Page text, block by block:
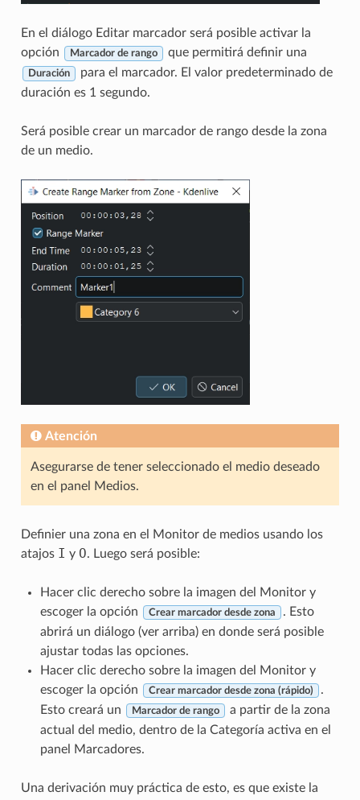
En el diálogo Editar marcador será posible activar la
opción
Marcador de rango que permitirá definir una
Duración
para el marcador. El valor predeterminado de
duración es 1 segundo.
Será posible crear un marcador de rango desde la zona
de un medio.
Atención
Asegurarse de tener seleccionado el medio deseado
en el panel Medios.
Definier una zona en el Monitor de medios usando los
atajos I y O. Luego será posible:
Hacer clic derecho sobre la imagen del Monitor y
escoger la opción
Crear marcador desde zona
. Esto
abrirá un diálogo (ver arriba) en donde será posible
ajustar todas las opciones.
Hacer clic derecho sobre la imagen del Monitor y
escoger la opción
Crear marcador desde zona (rápido)
.
Esto creará un
Marcador de rango
a partir de la zona
actual del medio, dentro de la Categoría activa en el
panel Marcadores.
Una derivación muy práctica de esto, es que existe la